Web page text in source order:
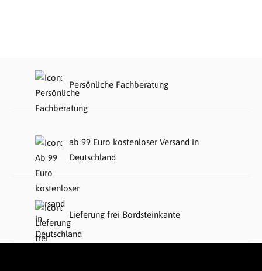
Persönliche Fachberatung
ab 99 Euro kostenloser Versand in
Deutschland
Lieferung frei Bordsteinkante